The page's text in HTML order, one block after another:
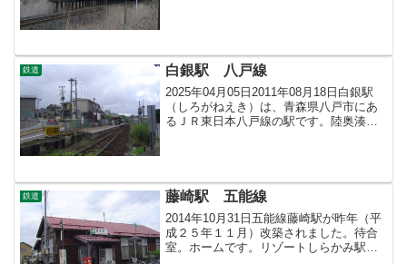
鉄道 白銀駅 八戸線
2025年04月05日2011年08月18日白銀駅
（しろがねえき）は、青森県八戸市にあ
るＪＲ東日本八戸線の駅です。陸奥湊
鉄道 藤崎駅 五能線
2014年10月31日五能線藤崎駅が昨年（平
成２５年１１月）改築されました。待合
室。ホームです。リゾートしらかみ駅の